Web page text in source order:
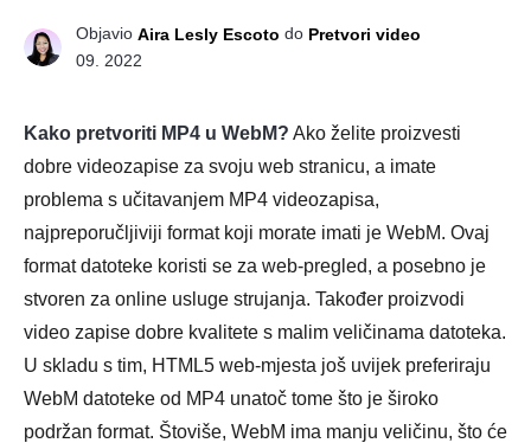
Objavio Aira Lesly Escoto do Pretvori video
09. 2022
Kako pretvoriti MP4 u WebM? Ako želite proizvesti
dobre videozapise za svoju web stranicu, a imate
problema s učitavanjem MP4 videozapisa,
najpreporučljiviji format koji morate imati je WebM. Ovaj
format datoteke koristi se za web-pregled, a posebno je
stvoren za online usluge strujanja. Također proizvodi
video zapise dobre kvalitete s malim veličinama datoteka.
U skladu s tim, HTML5 web-mjesta još uvijek preferiraju
WebM datoteke od MP4 unatoč tome što je široko
podržan format. Štoviše, WebM ima manju veličinu, što će